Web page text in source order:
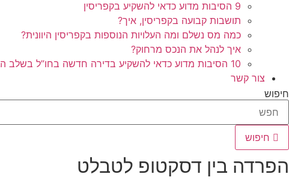
9 הסיבות מדוע כדאי להשקיע בקפריסין
תושבות קבועה בקפריסין, איך?
כמה מס נשלם ומה העלויות הנוספות בקפריסין היוונית?
איך לנהל את הנכס מרחוק?
10 הסיבות מדוע כדאי להשקיע בדירה חדשה בחו”ל בשלב הפריסייל
צור קשר
חיפוש
חיפוש
הפרדה בין דסקטופ לטבלט